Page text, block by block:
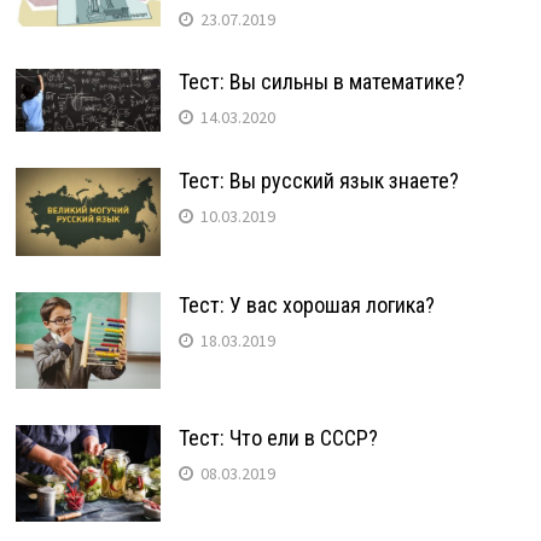
23.07.2019
Тест: Вы сильны в математике?
14.03.2020
Тест: Вы русский язык знаете?
10.03.2019
Тест: У вас хорошая логика?
18.03.2019
Тест: Что ели в СССР?
08.03.2019